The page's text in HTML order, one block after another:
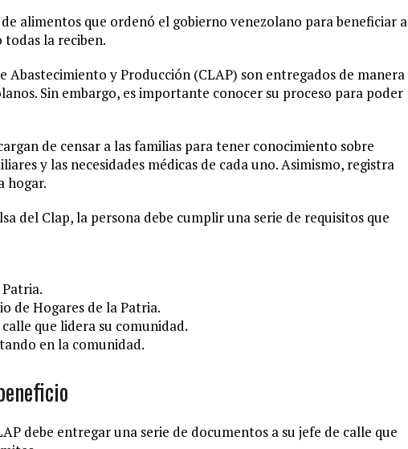
alimentos que ordenó el gobierno venezolano para beneficiar a
todas la reciben.
Abastecimiento y Producción (CLAP) son entregados de manera
Sin embargo, es importante conocer su proceso para poder
de censar a las familias para tener conocimiento sobre
y las necesidades médicas de cada uno. Asimismo, registra
hogar.
del Clap, la persona debe cumplir una serie de requisitos que
de Hogares de la Patria.
que lidera su comunidad.
en la comunidad.
debe entregar una serie de documentos a su jefe de calle que